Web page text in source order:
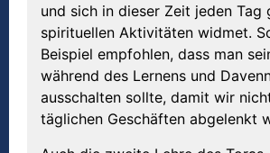
und sich in dieser Zeit jeden Tag
spirituellen Aktivitäten widmet.
Beispiel empfohlen, dass man
während des Lernens und
ausschalten sollte, damit wir
täglichen Geschäften abgelenkt